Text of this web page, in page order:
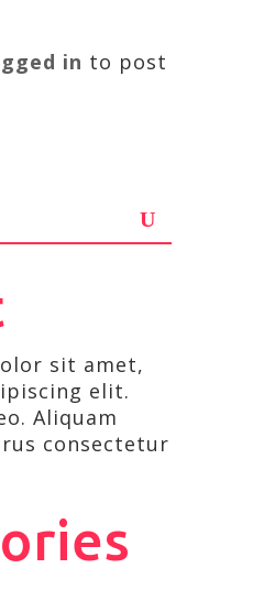
in to post
sit amet,
elit.
Aliquam
consectetur